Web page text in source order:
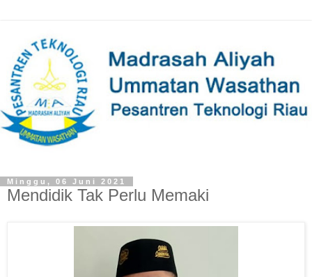
Minggu, 06 Juni 2021
Mendidik Tak Perlu Memaki